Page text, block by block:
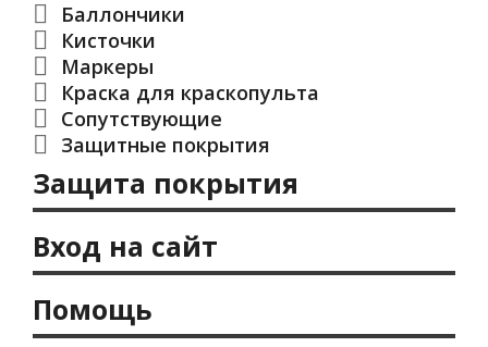
Баллончики
Кисточки
Маркеры
Краска для краскопульта
Сопутствующие
Защитные покрытия
Защита покрытия
Вход на сайт
Помощь